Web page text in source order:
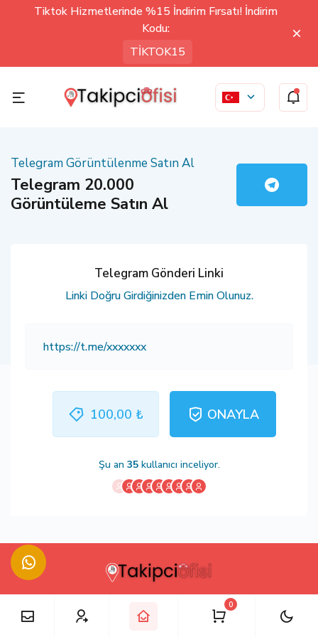
Tiktok Hizmetlerinde %15 İndirim Fırsatı! İndirim
Kodu:
TİKTOK15
0
Telegram Görüntülenme Satın Al
Telegram 20.000
Görüntüleme Satın Al
Telegram Gönderi Linki
Linki Doğru Girdiğinizden Emin Olunuz.
100,00 ₺ ONAYLA
Şu an 35kullanıcı inceliyor.